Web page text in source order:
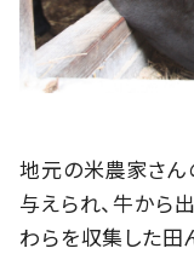
地元の米農家さ
与えられ、牛から
わらを収集した田